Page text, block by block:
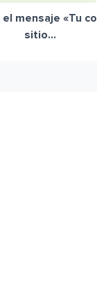
mensaje «Tu
sitio...